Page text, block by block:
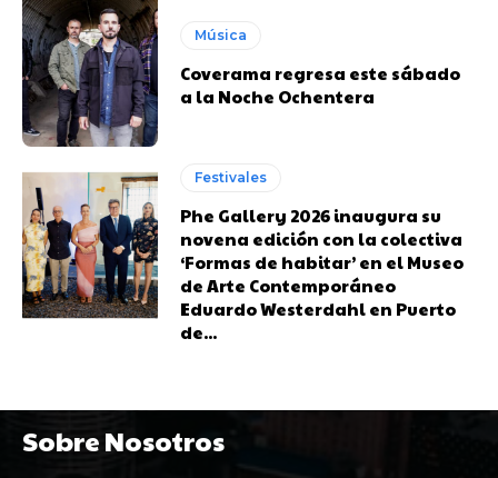
Música
Coverama regresa este sábado
a la Noche Ochentera
Festivales
Phe Gallery 2026 inaugura su
novena edición con la colectiva
‘Formas de habitar’ en el Museo
de Arte Contemporáneo
Eduardo Westerdahl en Puerto
de...
Sobre Nosotros